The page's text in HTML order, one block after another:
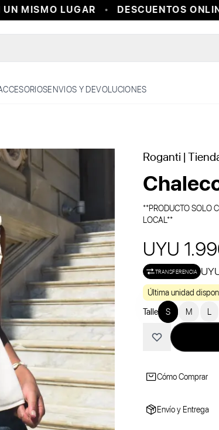
MISMO LUGAR DESCUENTOS
ENVIOS Y DEVOLUCIONES
Roganti |
**PRODUCTO SOLO
LOCAL**
UYU
TRANSFERENCIA
Última unidad
Talle S M
Cómo Comprar
Envío y Entrega